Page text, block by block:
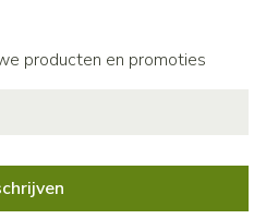
producten en promoties